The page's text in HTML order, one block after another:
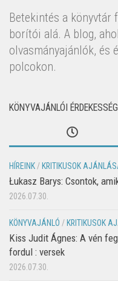
Betekintés a könyvtár
borítói alá. A blog,
olvasmányajánlók, és
polcokon.
KÖNYVAJÁNLÓI
HÍREINK/ KRITIKUSOK
Łukasz Barys: Csontok,
2026.07.30.
KÖNYVAJÁNLÓ / KRITIKUSOK
Kiss Judit Ágnes: A vén
fordul : versek
2026.07.30.